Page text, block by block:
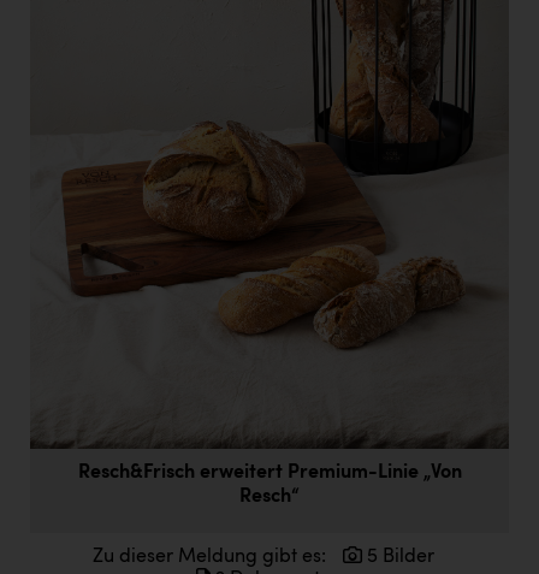
Fristads Austria
HIG Infomotion Group
IFE Austria GmbH
Resch&Frisch erweitert Premium-Linie „Von
Resch“
Zu dieser Meldung gibt es:
5 Bilder